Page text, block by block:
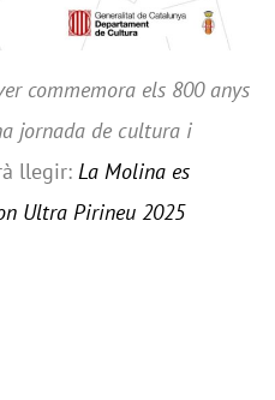
commemora els 800 anys
jornada de cultura i
llegir: La Molina es
Ultra Pirineu 2025